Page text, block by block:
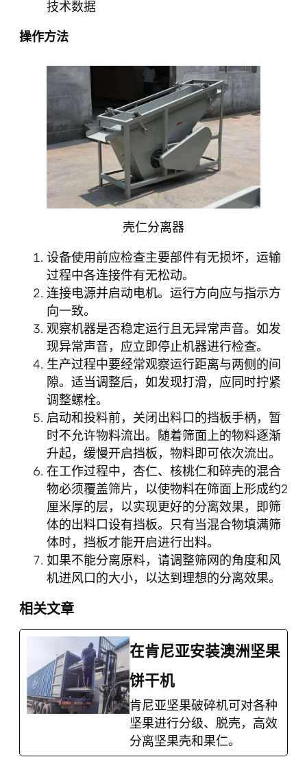
技术数据
操作方法
壳仁分离器
设备使用前应检查主要部件有无损坏，运输
过程中各连接件有无松动。
连接电源并启动电机。运行方向应与指示方
向一致。
观察机器是否稳定运行且无异常声音。如发
现异常声音，应立即停止机器进行检查。
生产过程中要经常观察运行距离与两侧的间
隙。适当调整后，如发现打滑，应同时拧紧
调整螺栓。
启动和投料前，关闭出料口的挡板手柄，暂
时不允许物料流出。随着筛面上的物料逐渐
升起，缓慢开启挡板，物料即可依次流出。
在工作过程中，杏仁、核桃仁和碎壳的混合
物必须覆盖筛片，以使物料在筛面上形成约2
厘米厚的层，以实现更好的分离效果，即筛
体的出料口设有挡板。只有当混合物填满筛
体时，挡板才能开启进行出料。
如果不能分离原料，请调整筛网的角度和风
机进风口的大小，以达到理想的分离效果。
相关文章
在肯尼亚安装澳洲坚果
饼干机
肯尼亚坚果破碎机可对各种
坚果进行分级、脱壳，高效
分离坚果壳和果仁。